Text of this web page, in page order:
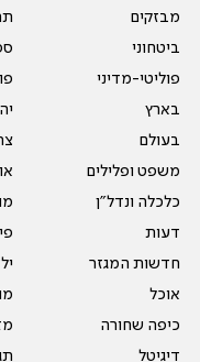
מבזקים
ביטחוני
פוליטי-מדיני
בארץ
בעולם
משפט ופלילים
כלכלה ונדל"ן
דעות
חדשות המגזר
אוכל
כיפה שחורה
דיגיטל